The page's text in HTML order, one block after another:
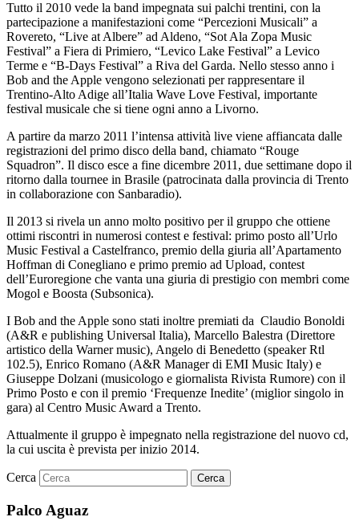
Tutto il 2010 vede la band impegnata sui palchi trentini, con la
partecipazione a manifestazioni come “Percezioni Musicali” a
Rovereto, “Live at Albere” ad Aldeno, “Sot Ala Zopa Music
Festival” a Fiera di Primiero, “Levico Lake Festival” a Levico
Terme e “B-Days Festival” a Riva del Garda. Nello stesso anno i
Bob and the Apple vengono selezionati per rappresentare il
Trentino-Alto Adige all’Italia Wave Love Festival, importante
festival musicale che si tiene ogni anno a Livorno.
A partire da marzo 2011 l’intensa attività live viene affiancata dalle
registrazioni del primo disco della band, chiamato “Rouge
Squadron”. Il disco esce a fine dicembre 2011, due settimane dopo il
ritorno dalla tournee in Brasile (patrocinata dalla provincia di Trento
in collaborazione con Sanbaradio).
Il 2013 si rivela un anno molto positivo per il gruppo che ottiene
ottimi riscontri in numerosi contest e festival: primo posto all’Urlo
Music Festival a Castelfranco, premio della giuria all’Apartamento
Hoffman di Conegliano e primo premio ad Upload, contest
dell’Euroregione che vanta una giuria di prestigio con membri come
Mogol e Boosta (Subsonica).
I Bob and the Apple sono stati inoltre premiati da Claudio Bonoldi
(A&R e publishing Universal Italia), Marcello Balestra (Direttore
artistico della Warner music), Angelo di Benedetto (speaker Rtl
102.5), Enrico Romano (A&R Manager di EMI Music Italy) e
Giuseppe Dolzani (musicologo e giornalista Rivista Rumore) con il
Primo Posto e con il premio ‘Frequenze Inedite’ (miglior singolo in
gara) al Centro Music Award a Trento.
Attualmente il gruppo è impegnato nella registrazione del nuovo cd,
la cui uscita è prevista per inizio 2014.
Cerca
Palco Aguaz